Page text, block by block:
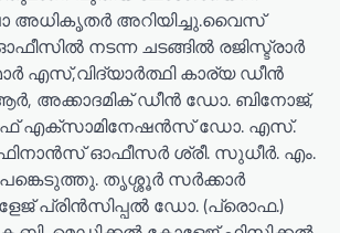
അധികൃതർ അറിയിച്ചു.വൈസ്
നടന്ന ചടങ്ങിൽ രജിസ്ട്രാർ
എസ്,വിദ്യാർത്ഥി കാര്യ ഡീന്‍
അക്കാദമിക് ഡീൻ ഡോ. ബിനോജ്,
എക്‌സാമിനേഷൻസ് ഡോ. എസ്.
ഓഫീസർ ശ്രീ. സുധീർ. എം.
തൃശ്ശൂർ സര്‍ക്കാര്‍
പ്രിൻസിപ്പൽ ഡോ. (പ്രൊഫ.)